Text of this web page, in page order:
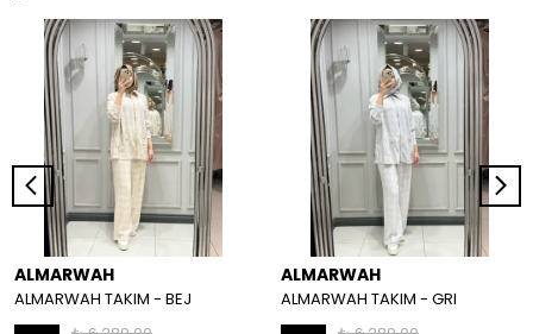
ALMARWAH
ALMARWAH TAKIM - BEJ
ALMARWAH
ALMARWAH TAKIM - GRI